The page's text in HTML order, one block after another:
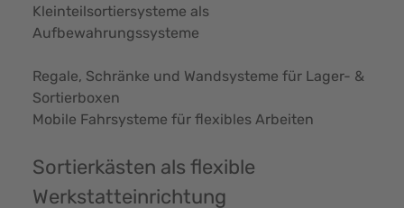
Kleinteilsortiersysteme als
Aufbewahrungssysteme
Regale, Schränke und Wandsysteme für Lager- &
Sortierboxen
Mobile Fahrsysteme für flexibles Arbeiten
Sortierkästen als flexible
Werkstatteinrichtung